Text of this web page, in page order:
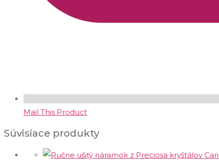
Mail This Product
Súvisiace produkty